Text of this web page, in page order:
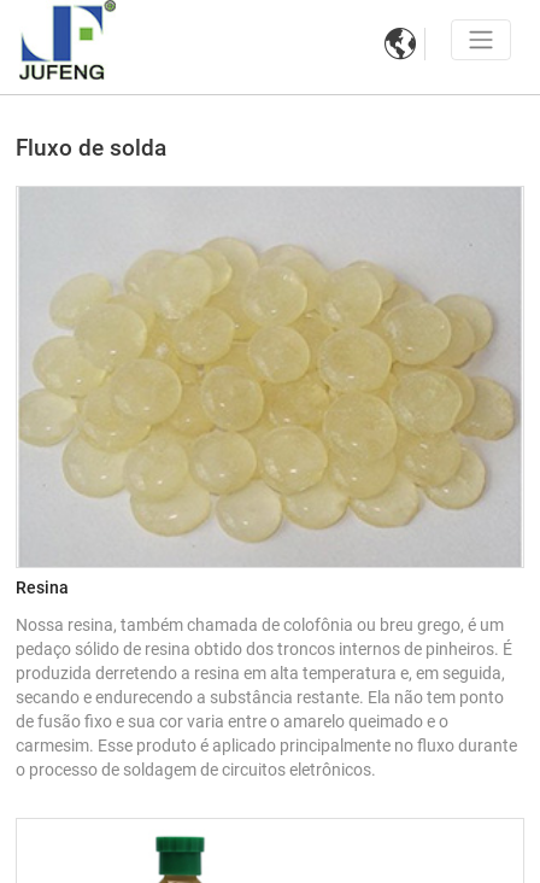

Fluxo de solda
Resina
Nossa resina, também chamada de colofônia ou breu grego, é um
pedaço sólido de resina obtido dos troncos internos de pinheiros. É
produzida derretendo a resina em alta temperatura e, em seguida,
secando e endurecendo a substância restante. Ela não tem ponto
de fusão fixo e sua cor varia entre o amarelo queimado e o
carmesim. Esse produto é aplicado principalmente no fluxo durante
o processo de soldagem de circuitos eletrônicos.